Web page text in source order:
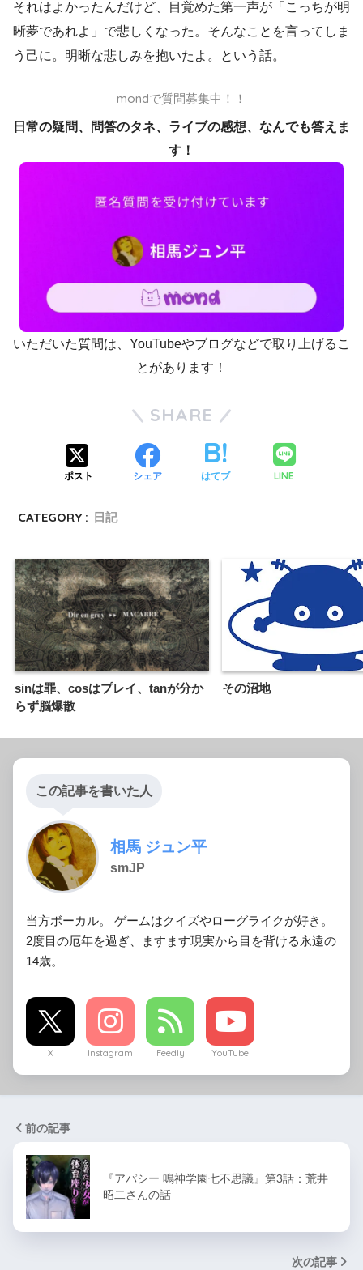
それはよかったんだけど、目覚めた第一声が「こっちが明
晰夢であれよ」で悲しくなった。そんなことを言ってしま
う己に。明晰な悲しみを抱いたよ。という話。
mondで質問募集中！！
日常の疑問、問答のタネ、ライブの感想、なんでも答えま
す！
いただいた質問は、YouTubeやブログなどで取り上げるこ
とがあります！
SHARE
ポスト シェア はてブ LINE
CATEGORY : 日記
sinは罪、cosはプレイ、tanが分か
らず脳爆散
その沼地
この記事を書いた人
相馬 ジュン平
smJP
当方ボーカル。 ゲームはクイズやローグライクが好き。
2度目の厄年を過ぎ、ますます現実から目を背ける永遠の
14歳。
X Instagram Feedly YouTube
前の記事
『アパシー 鳴神学園七不思議』第3話：荒井
昭二さんの話
次の記事